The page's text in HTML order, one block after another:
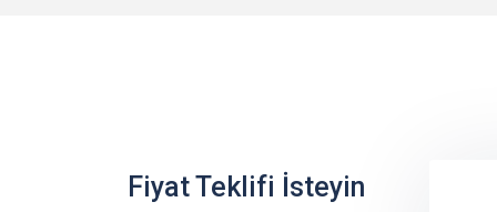
Fiyat Teklifi İsteyin